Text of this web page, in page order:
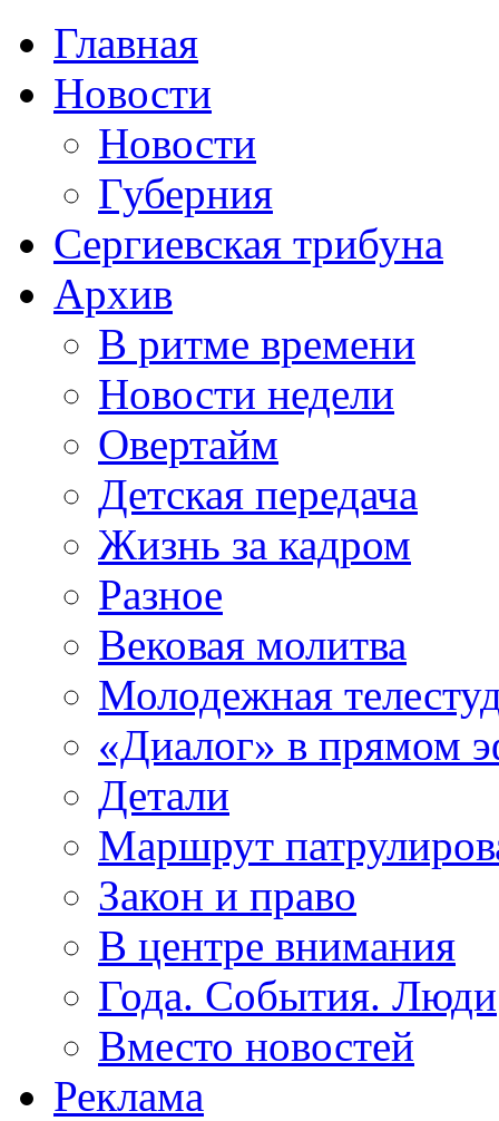
Главная
Новости
Новости
Губерния
Сергиевская трибуна
Архив
В ритме времени
Новости недели
Овертайм
Детская передача
Жизнь за кадром
Разное
Вековая молитва
Молодежная
«Диалог» в прямом
Детали
Маршрут
Закон и право
В центре внимания
Года. События. Люди
Вместо новостей
Реклама